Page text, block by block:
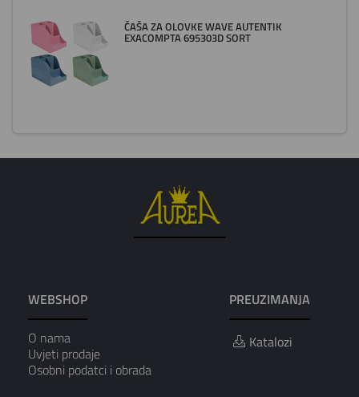
ČAŠA ZA OLOVKE WAVE AUTENTIK
EXACOMPTA 695303D SORT
WEBSHOP
O nama
Uvjeti prodaje
Osobni podatci i obrada
PREUZIMANJA
Katalozi